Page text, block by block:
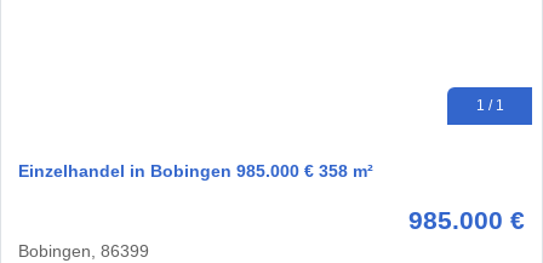
1 / 1
Einzelhandel in Bobingen 985.000 € 358 m²
985.000 €
Bobingen, 86399